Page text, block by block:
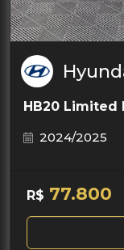
HB20 Limited
2024/2025
R$ 77.800